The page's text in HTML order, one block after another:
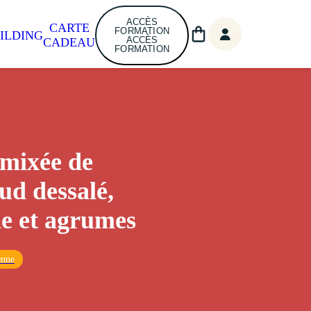
CARTE
CADEAU
ACCÈS
FORMATION
ACCÈS
FORMATION
de
dessalé,
et agrumes